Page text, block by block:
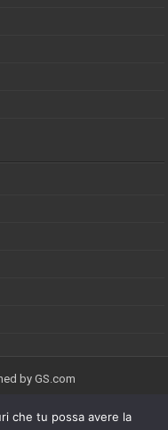
by GS.com
02008710689
che tu possa avere la